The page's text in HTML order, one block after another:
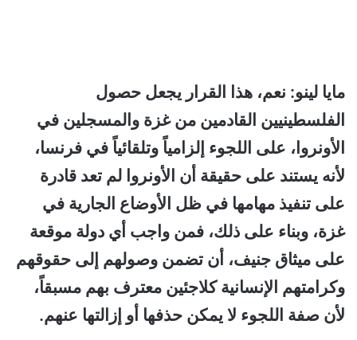
مايا لينو: نعم، هذا القرار يجعل حصول
الفلسطينيين القادمين من غزة والمسجلين في
الأونروا، على اللجوء إلزامياً وتلقائياً في فرنسا،
لأنه يستند على حقيقة أن الأونروا لم تعد قادرة
على تنفيذ مهامها في ظل الأوضاع الجارية في
غزة، وبناء على ذلك، فمن واجب أي دولة موقعة
على ميثاق جنيف، أن تضمن وصولهم إلى حقوقهم
وكرامتهم الإنسانية كلاجئين معترف بهم مسبقاً،
لأن صفة اللجوء لا يمكن حذفها أو إزالتها عنهم.